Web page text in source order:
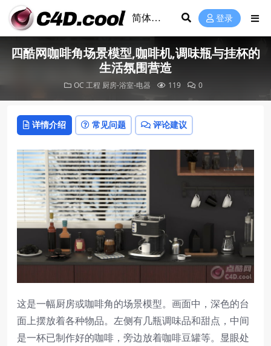
登录
四酷网咖啡角场景模型,咖啡机,调味瓶与挂杯的
生活氛围营造
OC 工程 厨房-浴室-电器 119 0
详情介绍 常见问题 评论建议
这是一幅厨房或咖啡角的场景模型。画面中，深色的台
面上摆放着各种物品。左侧有几瓶调味品和甜点，中间
是一杯已制作好的咖啡，旁边放着咖啡豆罐等。显眼处